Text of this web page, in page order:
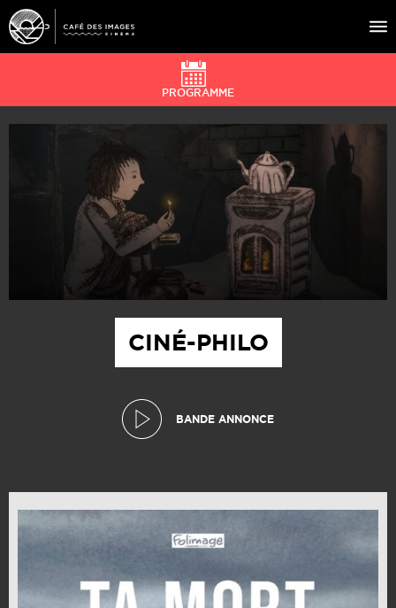
À L’AFFICHE
CAFÉ DU CINÉ
PRATIQUE
ÉDUCATION AUX IMAGES
PROGRAMME
CINÉ-PHILO
BANDE ANNONCE